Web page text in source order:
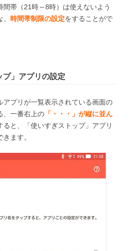
間帯（21時～8時）は使えないよう
時間帯制限の設定をすることがで
プ」アプリの設定
アプリが一覧表示されている画面の
、一番右上の 「・・・」が縦に並ん
ると、「使いすぎストップ」アプリ
ます。